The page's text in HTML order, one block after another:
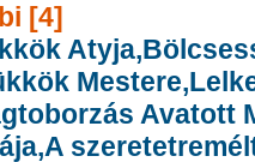
[4]
Avatott